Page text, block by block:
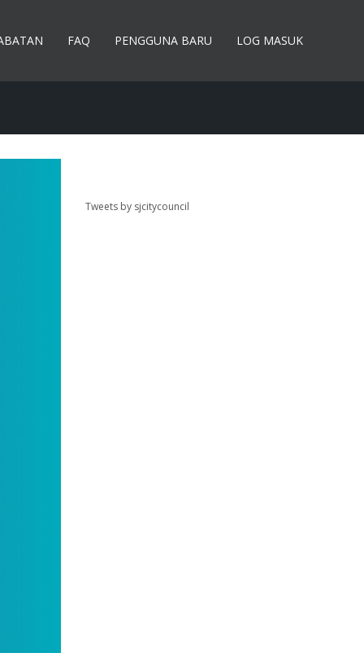
FAQ PENGGUNA BARU LOG MASUK
Tweets by sjcitycouncil